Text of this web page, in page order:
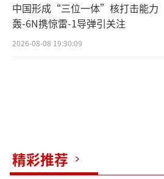
中国形成“三位一体”核打击能力
轰-6N携惊雷-1导弹引关注
2026-08-08 19:30:09
精彩推荐